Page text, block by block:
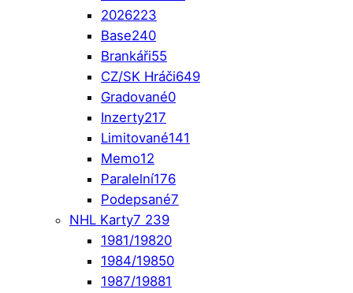
2026223
Base240
Brankáři55
CZ/SK Hráči649
Gradované0
Inzerty217
Limitované141
Memo12
Paralelní176
Podepsané7
NHL Karty7 239
1981/19820
1984/19850
1987/19881